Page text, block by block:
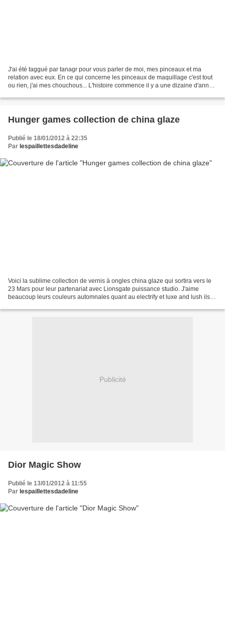
J'ai été taggué par tanagr pour vous parler de moi, mes pinceaux et ma
relation avec eux. En ce qui concerne les pinceaux de maquillage c'est tout
ou rien, j'ai mes chouchous... L'histoire commence il y a une dizaine d'année
Hunger games collection de china glaze
Publié le 18/01/2012 à 22:35
Par lespaillettesdadeline
Voici la sublime collection de vernis à ongles china glaze qui sortira vers le
23 Mars pour leur partenariat avec Lionsgate puissance studio. J'aime
beaucoup leurs couleurs automnales quant au electrify et luxe and lush ils
Publicité
Dior Magic Show
Publié le 13/01/2012 à 11:55
Par lespaillettesdadeline